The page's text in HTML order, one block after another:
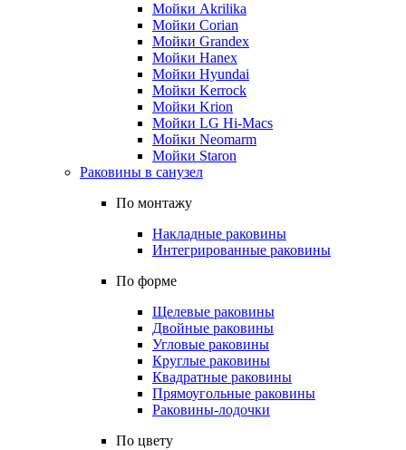
Мойки Akrilika
Мойки Corian
Мойки Grandex
Мойки Hanex
Мойки Hyundai
Мойки Kerrock
Мойки Krion
Мойки LG Hi-Macs
Мойки Neomarm
Мойки Staron
Раковины в санузел
По монтажу
Накладные раковины
Интегрированные раковины
По форме
Щелевые раковины
Двойные раковины
Угловые раковины
Круглые раковины
Квадратные раковины
Прямоугольные раковины
Раковины-лодочки
По цвету